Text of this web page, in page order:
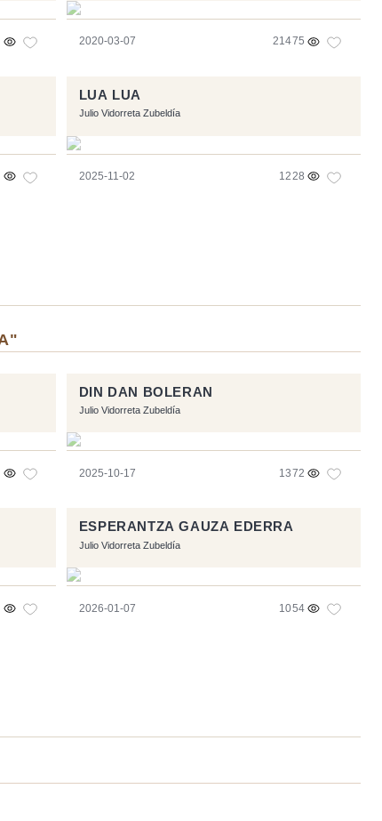
2020-03-07 21475
LUA LUA
Julio Vidorreta Zubeldía
2025-11-02 1228
DIN DAN BOLERAN
Julio Vidorreta Zubeldía
2025-10-17 1372
ESPERANTZA GAUZA EDERRA
Julio Vidorreta Zubeldía
2026-01-07 1054